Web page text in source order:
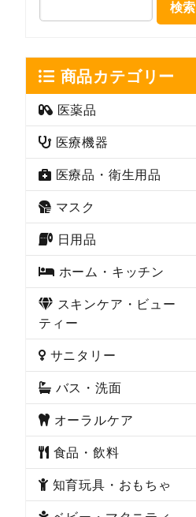
検索
商品カテゴリー
医薬品
医療機器
医療品・衛生用品
マスク
日用品
ホーム・キッチン
スキンケア・ビュー
ティー
サニタリー
バス・洗面
オーラルケア
食品・飲料
知育玩具・おもちゃ